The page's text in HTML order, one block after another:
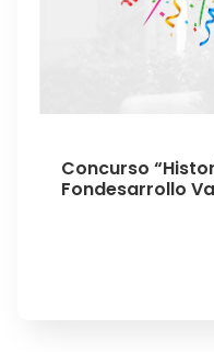
Concurso
Fondesarrollo